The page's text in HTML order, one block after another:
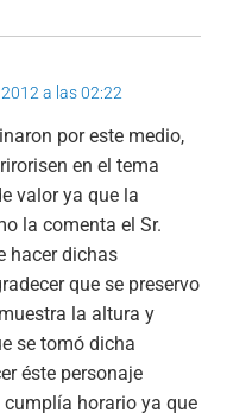
a las 02:22
por este medio,
en el tema
valor ya que la
la comenta el Sr.
hacer dichas
que se preservo
la altura y
se tomó dicha
éste personaje
horario ya que